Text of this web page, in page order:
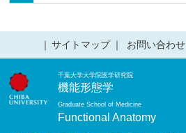
サイトマップ お問い合わせ
千葉大学大学院医学研究院
機能形態学
Graduate School of Medicine
Functional Anatomy